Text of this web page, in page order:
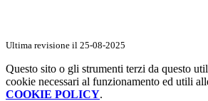
Ultima revisione il 25-08-2025
Questo sito o gli strumenti terzi da questo
cookie necessari al funzionamento ed utili
COOKIE POLICY.